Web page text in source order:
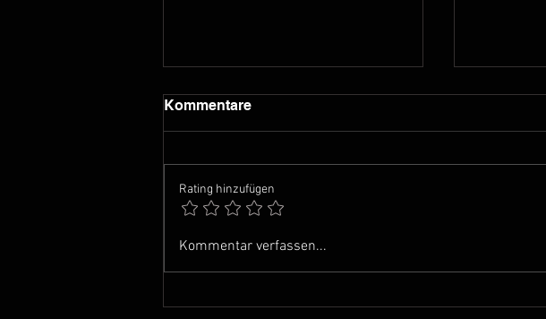
Musikschule Baar -
Kommentare
Rating hinzufügen
Kommentar verfassen...